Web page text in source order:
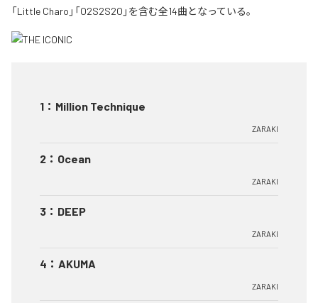
「Little Charo」「O2S2S2O」を含む全14曲となっている。
1 ： Million Technique
ZARAKI
2 ： Ocean
ZARAKI
3 ： DEEP
ZARAKI
4 ： AKUMA
ZARAKI